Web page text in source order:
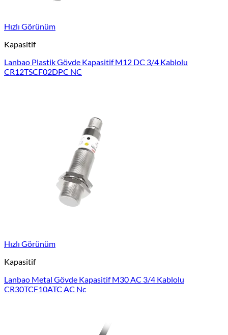
Hızlı Görünüm
Kapasitif
Lanbao Plastik Gövde Kapasitif M12 DC 3/4 Kablolu
CR12TSCF02DPC NC
Hızlı Görünüm
Kapasitif
Lanbao Metal Gövde Kapasitif M30 AC 3/4 Kablolu
CR30TCF10ATC AC Nc